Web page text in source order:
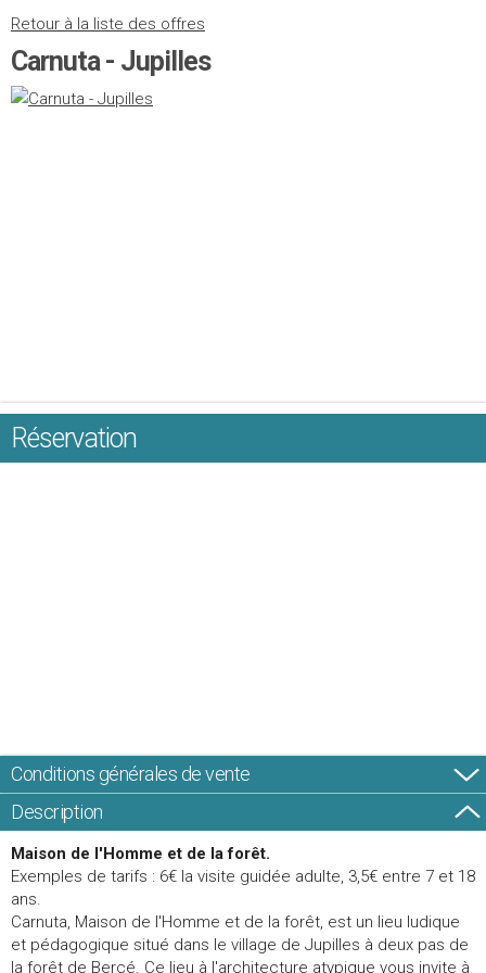
Retour à la liste des offres
Carnuta - Jupilles
Réservation
Conditions générales de vente
Description
Maison de l'Homme et de la forêt.
Exemples de tarifs : 6€ la visite guidée adulte, 3,5€ entre 7 et 18
ans.
Carnuta, Maison de l'Homme et de la forêt, est un lieu ludique
et pédagogique situé dans le village de Jupilles à deux pas de
la forêt de Bercé. Ce lieu à l'architecture atypique vous invite à